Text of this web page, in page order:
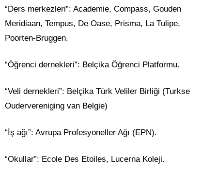
“Ders merkezleri”: Academie, Compass, Gouden
Meridiaan, Tempus, De Oase, Prisma, La Tulipe,
Poorten-Bruggen.
“Öğrenci dernekleri”: Belçika Öğrenci Platformu.
“Veli dernekleri”: Belçika Türk Veliler Birliği (Turkse
Oudervereniging van Belgie)
“İş ağı”: Avrupa Profesyoneller Ağı (EPN).
“Okullar”: Ecole Des Etoiles, Lucerna Koleji.